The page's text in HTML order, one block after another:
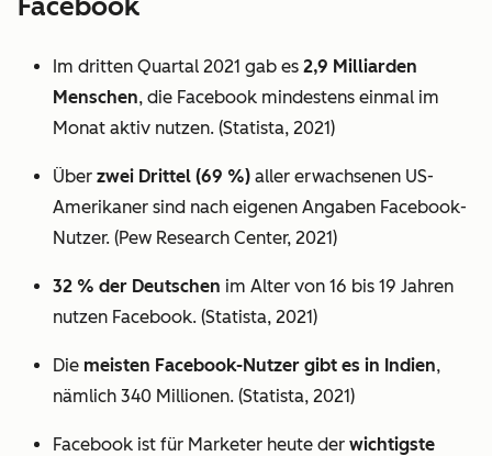
Im dritten Quartal 2021 gab es 2,9 Milliarden
Menschen, die Facebook mindestens einmal im
Monat aktiv nutzen. (Statista, 2021)
Über zwei Drittel (69 %) aller erwachsenen US-
Amerikaner sind nach eigenen Angaben Facebook-
Nutzer. (Pew Research Center, 2021)
32 % der Deutschen im Alter von 16 bis 19 Jahren
nutzen Facebook. (Statista, 2021)
Die meisten Facebook-Nutzer gibt es in Indien,
nämlich 340 Millionen. (Statista, 2021)
Facebook ist für Marketer heute der wichtigste